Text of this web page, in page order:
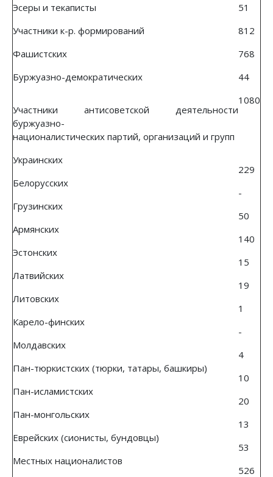
Эсеры и текаписты
51
Участники к-р. формирований
812
Фашистских
768
Буржуазно-демократических
44
Участники антисоветской деятельности
буржуазно-
националистических партий, организаций и групп
Украинских
Белорусских
Грузинских
Армянских
Эстонских
Латвийских
Литовских
Карело-финских
Молдавских
Пан-тюркистских (тюрки, татары, башкиры)
Пан-исламистских
Пан-монгольских
Еврейских (сионисты, бундовцы)
Местных националистов
1080
229
-
50
140
15
19
1
-
4
10
20
13
53
526